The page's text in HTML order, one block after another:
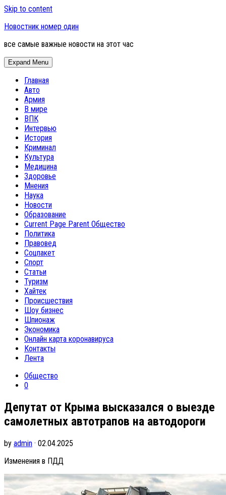
Skip to content
Новостник номер один
все самые важные новости на этот час
Expand Menu
Главная
Авто
Армия
В мире
ВПК
Интервью
История
Криминал
Культура
Медицина
Здоровье
Мнения
Наука
Новости
Образование
Current Page Parent Общество
Политика
Правовед
Соцпакет
Спорт
Статьи
Туризм
Хайтек
Происшествия
Шоу бизнес
Шпионаж
Экономика
Онлайн карта коронавируса
Контакты
Лента
Общество
0
Депутат от Крыма высказался о выезде
самолетных автотрапов на автодороги
by admin · 02.04.2025
Изменения в ПДД